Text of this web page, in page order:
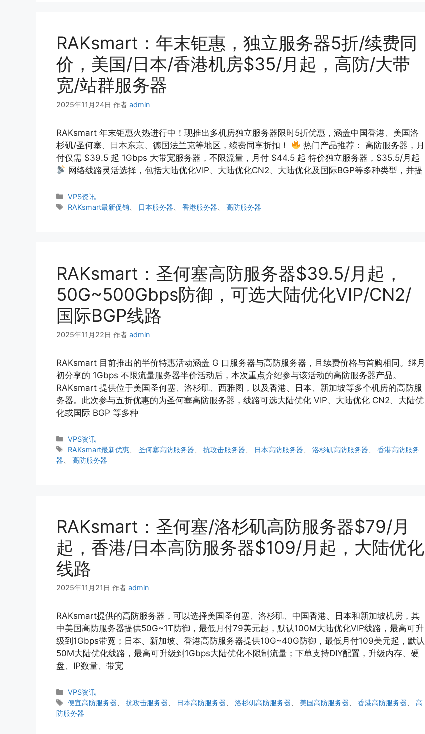
RAKsmart：年末钜惠，独立服务器5折/续费同
价，美国/日本/香港机房$35/月起，高防/大带
宽/站群服务器
2025年11月24日 作者 admin
RAKsmart 年末钜惠火热进行中！现推出多机房独立服务器限时5折优惠，涵盖中国香港、美国洛
杉矶/圣何塞、日本东京、德国法兰克等地区，续费同享折扣！
热门产品推荐： 高防服务器，月
付仅需 $39.5 起 1Gbps 大带宽服务器，不限流量，月付 $44.5 起 特价独立服务器，$35.5/月起
网络线路灵活选择，包括大陆优化VIP、大陆优化CN2、大陆优化及国际BGP等多种类型，并提
分
类
VPS资讯
标
RAKsmart最新促销 日本服务器 、香港服务器 、高防服务器
RAKsmart：圣何塞高防服务器$39.5/月起，
50G~500Gbps防御，可选大陆优化VIP/CN2/
国际BGP线路
2025年11月22日 作者 admin
RAKsmart 目前推出的半价特惠活动涵盖 G 口服务器与高防服务器，且续费价格与首购相同。继月
初分享的 1Gbps 不限流量服务器半价活动后，本次重点介绍参与该活动的高防服务器产品。
RAKsmart 提供位于美国圣何塞、洛杉矶、西雅图，以及香港、日本、新加坡等多个机房的高防服
务器。此次参与五折优惠的为圣何塞高防服务器，线路可选大陆优化 VIP、大陆优化 CN2、大陆优
化或国际 BGP 等多种
分
类
VPS资讯
标
签
RAKsmart最新优惠 、圣何塞高防服务器 、抗攻击服务器 日本高防服务器 、洛杉矶高防服务器 、香港高防服务
器
高防服务器
RAKsmart：圣何塞/洛杉矶高防服务器$79/月
起，香港/日本高防服务器$109/月起，大陆优化
线路
2025年11月21日 作者 admin
RAKsmart提供的高防服务器，可以选择美国圣何塞、洛杉矶、中国香港、日本和新加坡机房，其
中美国高防服务器提供50G~1T防御，最低月付79美元起，默认100M大陆优化VIP线路，最高可升
级到1Gbps带宽；日本、新加坡、香港高防服务器提供10G~40G防御，最低月付109美元起，默认
50M大陆优化线路，最高可升级到1Gbps大陆优化不限制流量；下单支持DIY配置，升级内存、硬
盘、IP数量、带宽
分
类
VPS资讯
标
签
便宜高防服务器 、抗攻击服务器 日本高防服务器 、洛杉矶高防服务器 美国高防服务器 、香港高防服务器 、高
防服务器